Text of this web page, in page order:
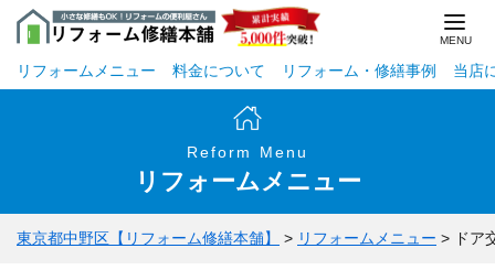
リフォームメニュー 料金について リフォーム・修繕事例 当店
Reform Menu
リフォームメニュー
東京都中野区【リフォーム修繕本舗】 > リフォームメニュー > ドア